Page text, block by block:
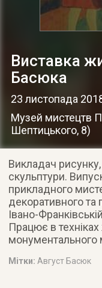
Виставка
Басюка
23 листопада
Музей мистецтв
Шептицького, 8)
Викладач
скульптури.
прикладного
декоративного та
Івано-
Працює в
монументального
Мітки: Август Басюк